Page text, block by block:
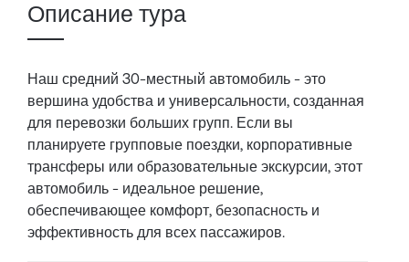
Описание тура
Наш средний 30-местный автомобиль - это
вершина удобства и универсальности, созданная
для перевозки больших групп. Если вы
планируете групповые поездки, корпоративные
трансферы или образовательные экскурсии, этот
автомобиль - идеальное решение,
обеспечивающее комфорт, безопасность и
эффективность для всех пассажиров.